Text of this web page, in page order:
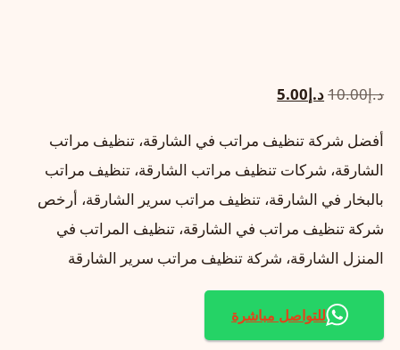
د.إ10.00السعر
هو:
د.إ10.00.
د.إ5.00السعر
هو:
د.إ5.00.
أفضل شركة تنظيف مراتب في الشارقة، تنظيف مراتب
الشارقة، شركات تنظيف مراتب الشارقة، تنظيف مراتب
بالبخار في الشارقة، تنظيف مراتب سرير الشارقة، أرخص
شركة تنظيف مراتب في الشارقة، تنظيف المراتب في
المنزل الشارقة، شركة تنظيف مراتب سرير الشارقة
للتواصل مباشرة